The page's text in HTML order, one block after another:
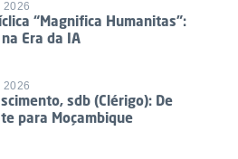
2026
“Magnifica Humanitas”:
Era da IA
2026
sdb (Clérigo): De
para Moçambique